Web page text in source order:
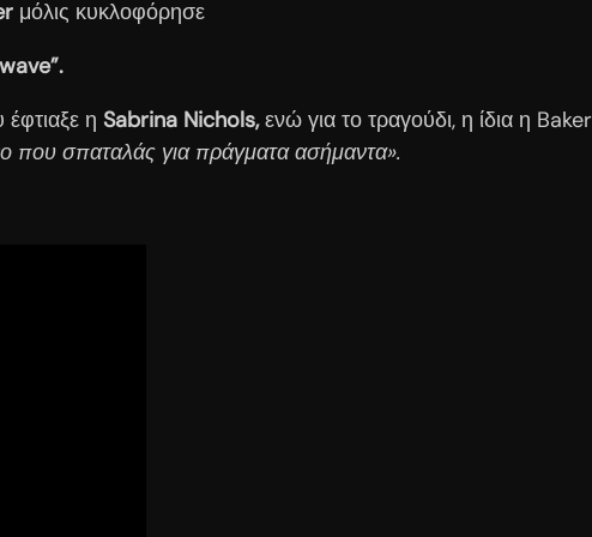
μόλις κυκλοφόρησε
η Sabrina Nichols,ενώ για το τραγούδι, η ίδια η
που σπαταλάς για πράγματα ασήμαντα».